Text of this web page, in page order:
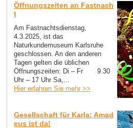
Öffnungszeiten an Fastnach
t
Am Fastnachtsdienstag,
4.3.2025, ist das
Naturkundemuseum Karlsruhe
geschlossen. An den anderen
Tagen gelten die üblichen
Öffnungszeiten: Di – Fr 9.30
Uhr – 17 Uhr Sa,...
Hier erfahren Sie mehr >>
Gesellschaft für Karla: Amad
eus ist da!